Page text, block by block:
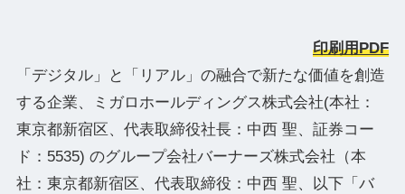
印刷用PDF
「デジタル」と「リアル」の融合で新たな価値を創造
する企業、ミガロホールディングス株式会社(本社：
東京都新宿区、代表取締役社⻑：中⻄ 聖、証券コー
ド：5535) のグループ会社バーナーズ株式会社（本
社：東京都新宿区、代表取締役：中西 聖、以下「バ